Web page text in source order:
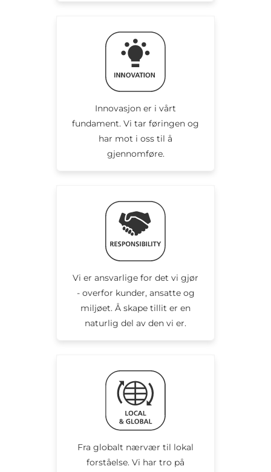
Innovasjon er i vårt
fundament. Vi tar føringen og
har mot i oss til å
gjennomføre.
Vi er ansvarlige for det vi gjør
- overfor kunder, ansatte og
miljøet. Å skape tillit er en
naturlig del av den vi er.
Fra globalt nærvær til lokal
forståelse. Vi har tro på